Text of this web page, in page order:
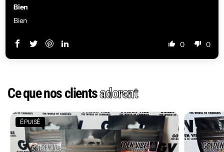
Bien
Bien
0 0
Ce que nos clientsadorent
ÉPUISÉ